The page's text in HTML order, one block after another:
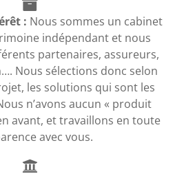
: Nous sommes un cabinet
indépendant et nous
partenaires, assureurs,
Nous sélections donc selon
les solutions qui sont les
n’avons aucun « produit
avant, et travaillons en toute
avec vous.